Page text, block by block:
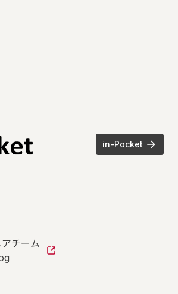
in-Pocket
チーム